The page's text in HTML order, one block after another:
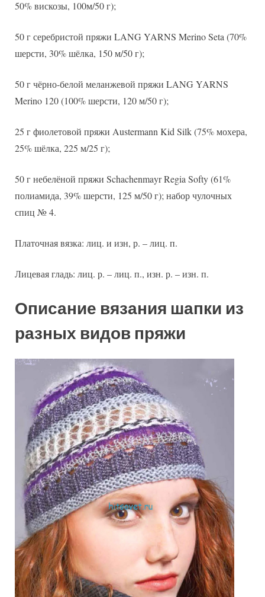
50% вискозы, 100м/50 г);
50 г серебристой пряжи LANG YARNS Merino Seta (70%
шерсти, 30% шёлка, 150 м/50 г);
50 г чёрно-белой меланжевой пряжи LANG YARNS
Merino 120 (100% шерсти, 120 м/50 г);
25 г фиолетовой пряжи Austermann Kid Silk (75% мохера,
25% шёлка, 225 м/25 г);
50 г небелёной пряжи Schachenmayr Regia Softy (61%
полиамида, 39% шерсти, 125 м/50 г); набор чулочных
спиц № 4.
Платочная вязка: лиц. и изн, р. – лиц. п.
Лицевая гладь: лиц. р. – лиц. п., изн. р. – изн. п.
Описание вязания шапки из
разных видов пряжи